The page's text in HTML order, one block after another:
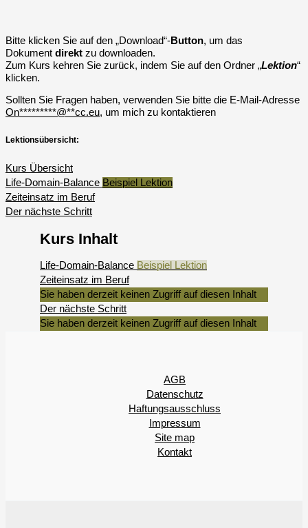
Bitte klicken Sie auf den „Download“-Button, um das
Dokument direkt zu downloaden.
Zum Kurs kehren Sie zurück, indem Sie auf den Ordner „Lektion“
klicken.
Sollten Sie Fragen haben, verwenden Sie bitte die E-Mail-Adresse
On*********@**cc.eu, um mich zu kontaktieren
Lektionsübersicht:
Kurs Übersicht
Life-Domain-Balance Beispiel Lektion
Zeiteinsatz im Beruf
Der nächste Schritt
Kurs Inhalt
Life-Domain-Balance Beispiel Lektion
Zeiteinsatz im Beruf
Sie haben derzeit keinen Zugriff auf diesen Inhalt
Der nächste Schritt
Sie haben derzeit keinen Zugriff auf diesen Inhalt
AGB
Datenschutz
Haftungsausschluss
Impressum
Site map
Kontakt